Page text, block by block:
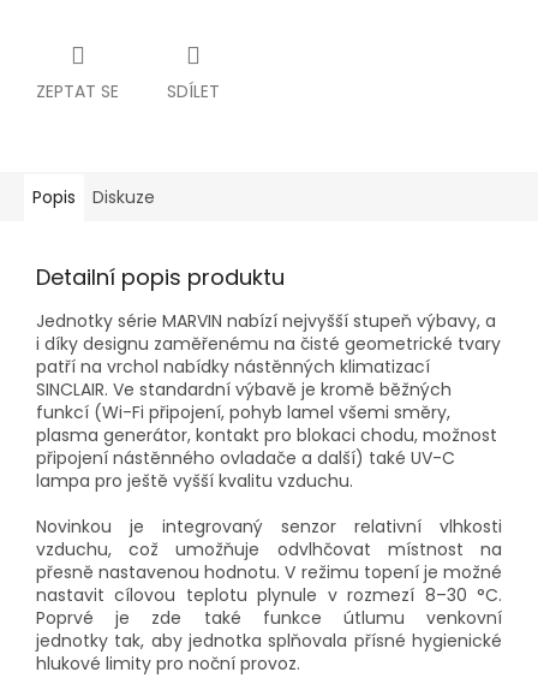
ZEPTAT SE SDÍLET
Popis Diskuze
Detailní popis produktu
Jednotky série MARVIN nabízí nejvyšší stupeň výbavy, a
i díky designu zaměřenému na čisté geometrické tvary
patří na vrchol nabídky nástěnných klimatizací
SINCLAIR. Ve standardní výbavě je kromě běžných
funkcí (Wi-Fi připojení, pohyb lamel všemi směry,
plasma generátor, kontakt pro blokaci chodu, možnost
připojení nástěnného ovladače a další) také UV-C
lampa pro ještě vyšší kvalitu vzduchu.
Novinkou je integrovaný senzor relativní vlhkosti
vzduchu, což umožňuje odvlhčovat místnost na
přesně nastavenou hodnotu. V režimu topení je možné
nastavit cílovou teplotu plynule v rozmezí 8–30 °C.
Poprvé je zde také funkce útlumu venkovní
jednotky tak, aby jednotka splňovala přísné hygienické
hlukové limity pro noční provoz.